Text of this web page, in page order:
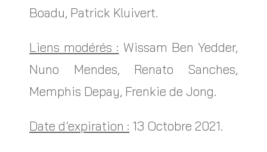
Boadu, Patrick Kluivert.
Liens modérés : Wissam Ben Yedder,
Nuno Mendes, Renato Sanches,
Memphis Depay, Frenkie de Jong.
Date d’expiration : 13 Octobre 2021.